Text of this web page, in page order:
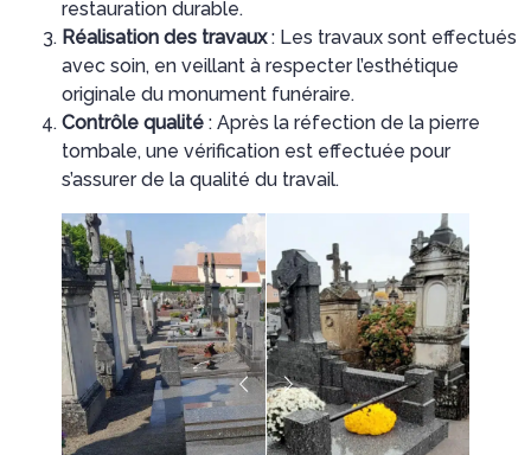
restauration durable.
Réalisation des travaux: Les travaux sont effectués
avec soin, en veillant à respecter l’esthétique
originale du monument funéraire.
Contrôle qualité : Après la réfection de la pierre
tombale, une vérification est effectuée pour
s’assurer de la qualité du travail.